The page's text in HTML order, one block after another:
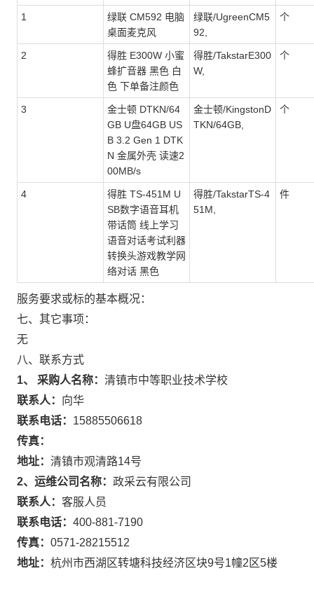
1
绿联 CM592 电脑
桌面麦克风
绿联/UgreenCM5
92,
个
2
得胜 E300W 小蜜
蜂扩音器 黑色 白
色 下单备注颜色
得胜/TakstarE300
W,
个
3
金士顿 DTKN/64
GB U盘64GB US
B 3.2 Gen 1 DTK
N 金属外壳 读速2
00MB/s
金士顿/KingstonD
TKN/64GB,
个
4
得胜 TS-451M U
SB数字语音耳机
带话筒 线上学习
语音对话考试利器
转换头游戏教学网
络对话 黑色
得胜/TakstarTS-4
51M,
件
服务要求或标的基本概况：
七、其它事项：
无
八、联系方式
1、 采购人名称： 清镇市中等职业技术学校
联系人： 向华
联系电话： 15885506618
传真：
地址： 清镇市观清路14号
2、运维公司名称： 政采云有限公司
联系人： 客服人员
联系电话： 400-881-7190
传真： 0571-28215512
地址： 杭州市西湖区转塘科技经济区块9号1幢2区5楼